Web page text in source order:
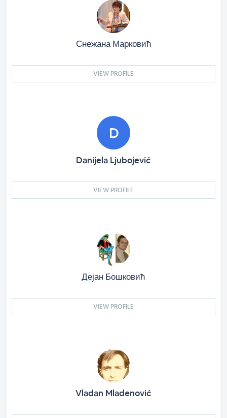
Снежана Марковић
VIEW PROFILE
Danijela Ljubojević
VIEW PROFILE
Дејан Бошковић
VIEW PROFILE
Vladan Mladenović